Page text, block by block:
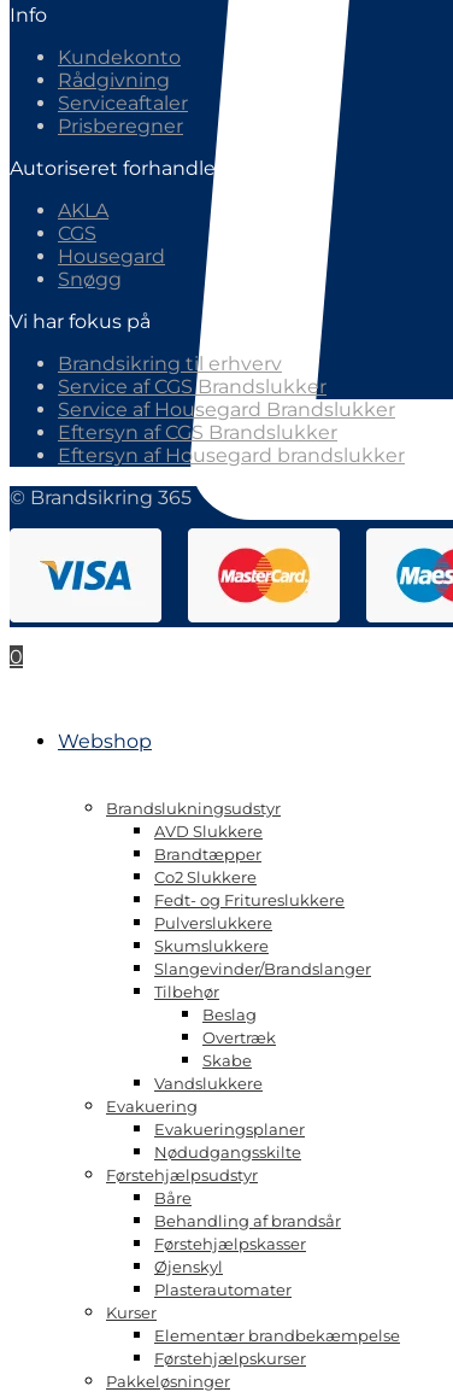
0
Webshop
Brandslukningsudstyr
AVD Slukkere
Brandtæpper
Co2 Slukkere
Fedt- og Fritureslukkere
Pulverslukkere
Skumslukkere
Slangevinder/Brandslanger
Tilbehør
Beslag
Overtræk
Skabe
Vandslukkere
Evakuering
Evakueringsplaner
Nødudgangsskilte
Førstehjælpsudstyr
Båre
Behandling af brandsår
Førstehjælpskasser
Øjenskyl
Plasterautomater
Kurser
Elementær brandbekæmpelse
Førstehjælpskurser
Pakkeløsninger
Info
Kundekonto
Rådgivning
Serviceaftaler
Prisberegner
Autoriseret forhandler af
AKLA
CGS
Housegard
Snøgg
Vi har fokus på
Brandsikring til erhverv
Service af CGS Brandslukker
Service af Housegard Brandslukker
Eftersyn af CGS Brandslukker
Eftersyn af Housegard brandslukker
© Brandsikring 365